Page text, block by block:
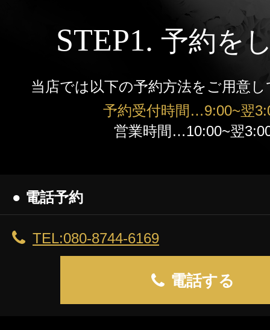
マンション(個室)
岡山
ニュース
ギャラリー
STEP1. 予約を
当店では以下の予約方法をご用意
予約受付時間…9:00~翌
営業時間…10:00~翌
● 電話予約
TEL:080-8744-6169
電話する